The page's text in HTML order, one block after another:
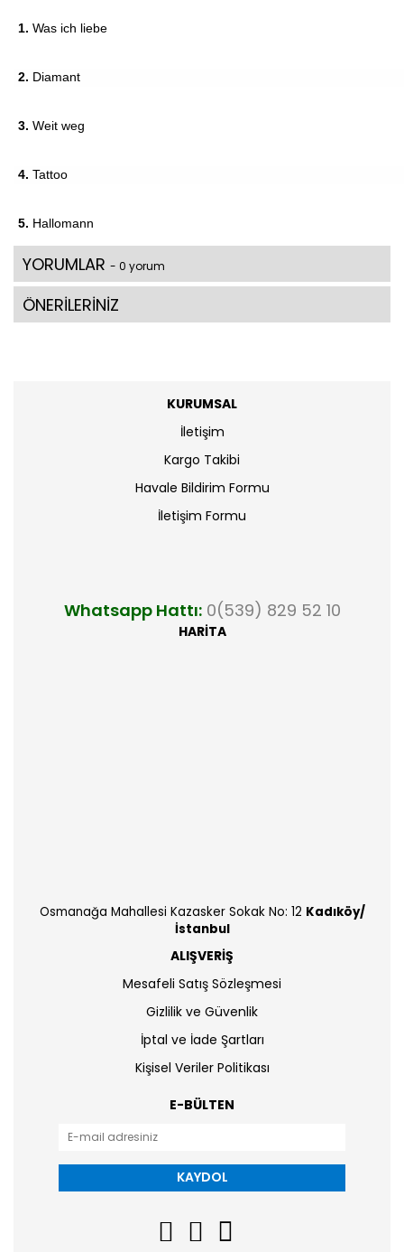
1. Was ich liebe
2. Diamant
3. Weit weg
4. Tattoo
5. Hallomann
YORUMLAR - 0 yorum
ÖNERİLERİNİZ
KURUMSAL
İletişim
Kargo Takibi
Havale Bildirim Formu
İletişim Formu
Whatsapp Hattı: 0(539) 829 52 10
HARİTA
Osmanağa Mahallesi Kazasker Sokak No: 12 Kadıköy/
İstanbul
ALIŞVERİŞ
Mesafeli Satış Sözleşmesi
Gizlilik ve Güvenlik
İptal ve İade Şartları
Kişisel Veriler Politikası
E-BÜLTEN
KAYDOL